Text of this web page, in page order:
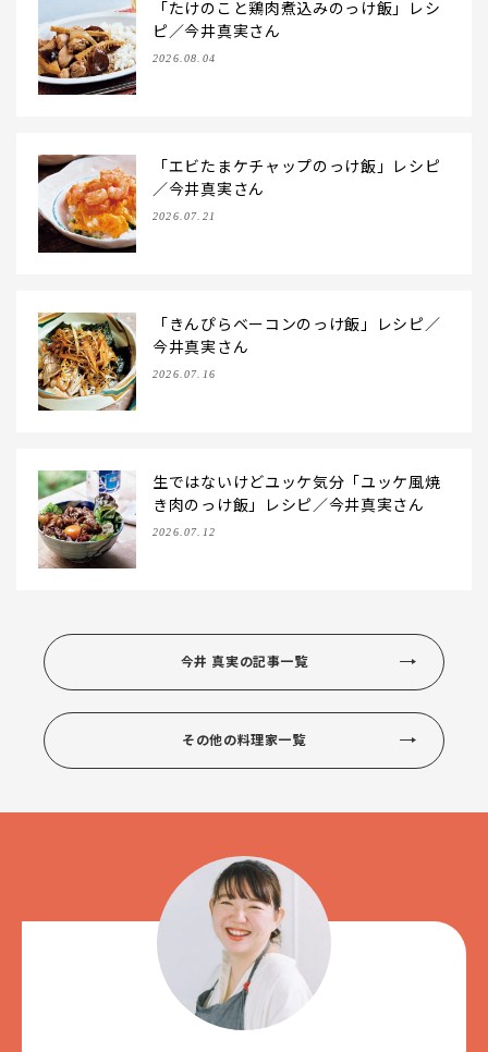
「たけのこと鶏肉煮込みのっけ飯」レシ
ピ／今井真実さん
2026.08.04
「エビたまケチャップのっけ飯」レシピ
／今井真実さん
2026.07.21
「きんぴらベーコンのっけ飯」レシピ／
今井真実さん
2026.07.16
生ではないけどユッケ気分「ユッケ風焼
き肉のっけ飯」レシピ／今井真実さん
2026.07.12
今井 真実の記事一覧
その他の料理家一覧